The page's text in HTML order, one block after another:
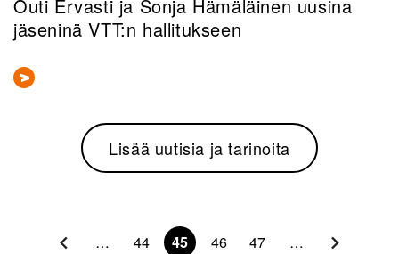
Outi Ervasti ja Sonja Hämäläinen uusina
jäseninä VTT:n hallitukseen
Lisää uutisia ja tarinoita
Sivunumerointi… 44 45 46 47 …